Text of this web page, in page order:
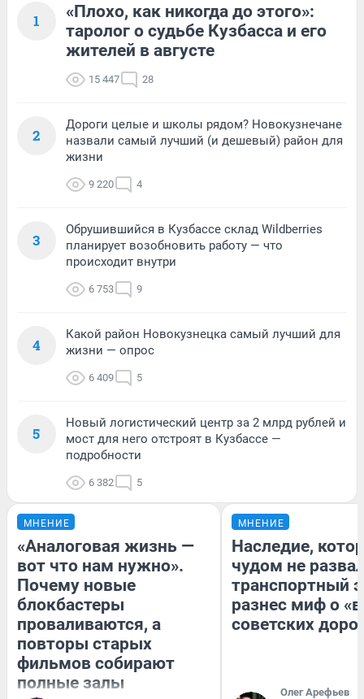
1
«Плохо, как никогда до этого»:
таролог о судьбе Кузбасса и его
жителей в августе
15 447 28
2
Дороги целые и школы рядом? Новокузнечане
назвали самый лучший (и дешевый) район для
жизни
9 220 4
3
Обрушившийся в Кузбассе склад Wildberries
планирует возобновить работу — что
происходит внутри
6 753 9
4
Какой район Новокузнецка самый лучший для
жизни — опрос
6 409 5
5
Новый логистический центр за 2 млрд рублей и
мост для него отстроят в Кузбассе —
подробности
6 382 5
МНЕНИЕ
«Аналоговая жизнь —
вот что нам нужно».
Почему новые
блокбастеры
проваливаются, а
повторы старых
фильмов собирают
полные залы
МНЕНИЕ
Наследие,
чудом не
транспортный
разнес миф о
советских
Олег Арефьев